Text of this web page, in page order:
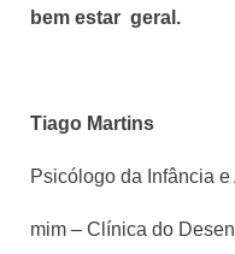
bem estar geral.
Tiago Martins
Psicólogo da Infância
mim – Clínica do